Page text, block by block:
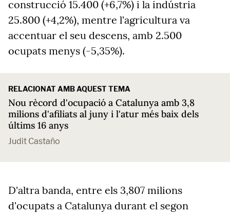
construcció 15.400 (+6,7%) i la indústria
25.800 (+4,2%), mentre l'agricultura va
accentuar el seu descens, amb 2.500
ocupats menys (-5,35%).
RELACIONAT AMB AQUEST TEMA
Nou rècord d'ocupació a Catalunya amb 3,8
milions d'afiliats al juny i l'atur més baix dels
últims 16 anys
Judit Castaño
D'altra banda, entre els 3,807 milions
d'ocupats a Catalunya durant el segon